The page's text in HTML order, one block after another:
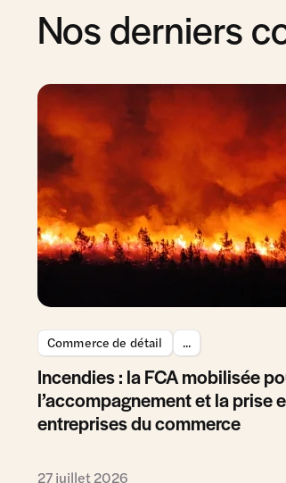
Nos derniers
Commerce de détail ...
Incendies : la FCA mobilisée
l’accompagnement et la prise
entreprises du commerce
27 juillet 2026